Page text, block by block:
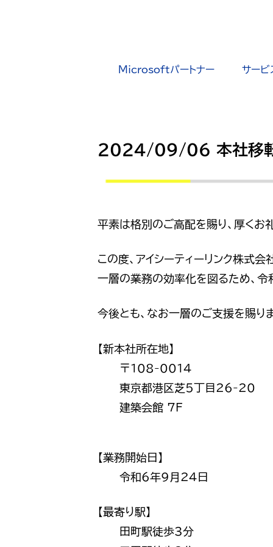
Microsoftパートナー サービ
2024/09/06 本社移転
平素は格別のご高配を賜り、厚くお
この度、アイシーティーリンク株式
一層の業務の効率化を図るため、
今後とも、なお一層のご支援を賜り
【新本社所在地】
〒108-0014
東京都港区芝5丁目26-20
建築会館 7F
【業務開始日】
令和6年9月24日
【最寄り駅】
田町駅徒歩3分